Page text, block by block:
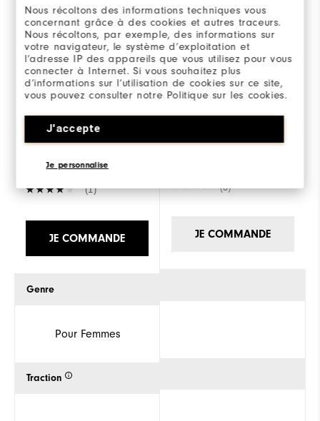
Nous récoltons des informations techniques vous
concernant grâce à des cookies et autres traceurs.
Nous récoltons, par exemple, des informations sur
votre navigateur, le système d’exploitation et
l’adresse IP des appareils que vous utilisez pour vous
connecter à Internet. Si vous souhaitez plus
d’informations sur l’utilisation de cookies sur ce site,
vous pouvez consulter notre Politique sur les cookies.
J'accepte
Je personnalise
FJ Pulse BOA
Women
175€
(1)
JE COMMANDE
Genre
Pour Femmes
Traction
Placeholder
(0)
JE COMMANDE